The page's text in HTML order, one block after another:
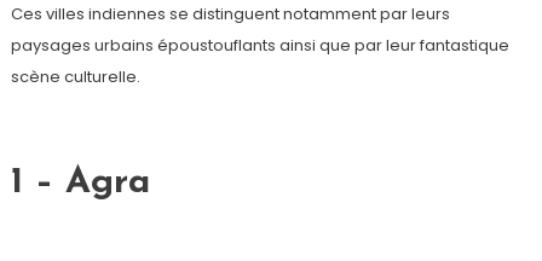
Ces villes indiennes se distinguent notamment par leurs
paysages urbains époustouflants ainsi que par leur fantastique
scène culturelle.
1 – Agra